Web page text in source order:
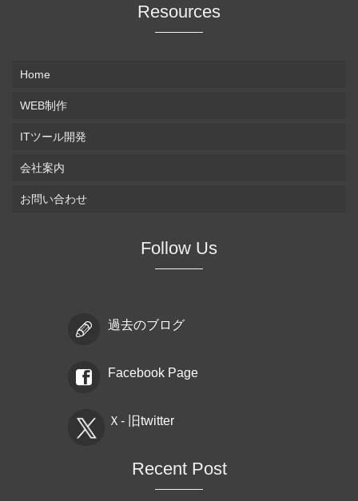
Resources
Home
WEB制作
ITツール開発
会社案内
お問い合わせ
Follow Us
過去のブログ
Facebook Page
Ｘ- 旧twitter
Recent Post